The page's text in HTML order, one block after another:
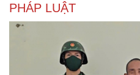
PHÁP LUẬT